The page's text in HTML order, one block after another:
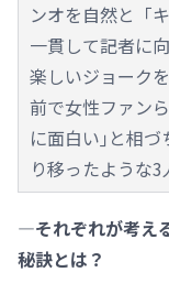
ンオを自然と「
一貫して記者に
楽しいジョーク
前で女性ファン
に面白い｣と相
り移ったような3
―それぞれが考え
秘訣とは？